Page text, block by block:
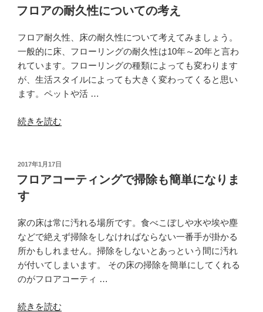
ト
レ
に
フ
ロ
ア
ー
ン
グ
が
日
常
的
に
効
果
の
稿
日:
フロアの耐久性についての考え
フロア耐久性、床の耐久性について考えてみましょう。
一般的に床、フローリングの耐久性は10年～20年と言わ
れています。フローリングの種類によっても変わります
が、生活スタイルによっても大きく変わってくると思い
ます。ペットや活 …
“フ
の
耐
久
性
に
つ
い
て
の
え”
続きを読む
投
稿
日:
2017年1月17日
フロアコーティングで掃除も簡単になりま
す
家の床は常に汚れる場所です。食べこぼしや水や埃や塵
などで絶えず掃除をしなければならない一番手が掛かる
所かもしれません。掃除をしないとあっという間に汚れ
が付いてしまいます。 その床の掃除を簡単にしてくれる
のがフロアコーティ …
“フ
続きを読む